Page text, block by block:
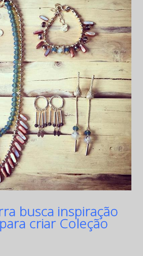
busca inspiração
criar Coleção